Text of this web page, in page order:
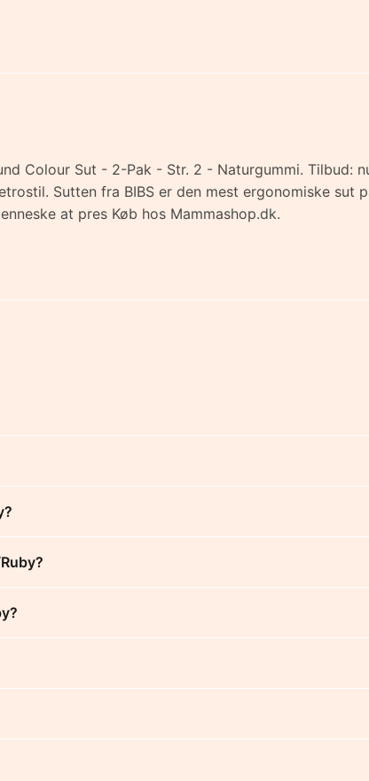
Colour Sut - 2-Pak - Str. 2 - Naturgummi. Tilbud:
Sutten fra BIBS er den mest ergonomiske sut
at pres Køb hos Mammashop.dk.